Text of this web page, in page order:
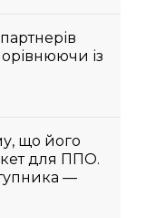
із
що його
для ППО.
—